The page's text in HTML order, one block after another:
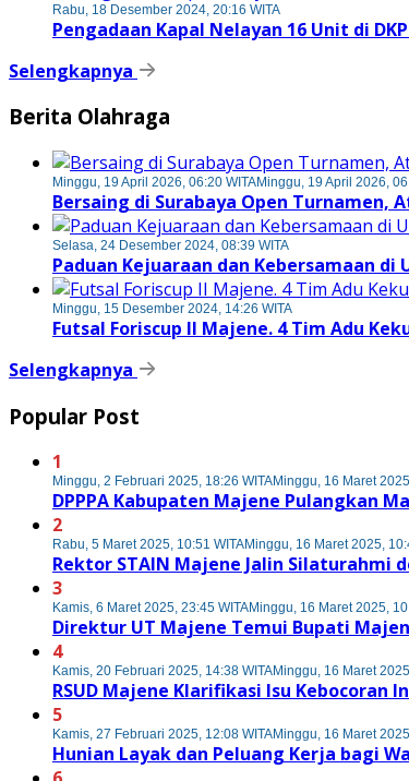
Rabu, 18 Desember 2024, 20:16 WITA
Pengadaan Kapal Nelayan 16 Unit di
Selengkapnya
Berita Olahraga
Minggu, 19 April 2026, 06:20 WITAMinggu, 19 April 2026,
Bersaing di Surabaya Open Turnamen,
Selasa, 24 Desember 2024, 08:39 WITA
Paduan Kejuaraan dan Kebersamaan di
Minggu, 15 Desember 2024, 14:26 WITA
Futsal Foriscup II Majene. 4 Tim Adu
Selengkapnya
Popular Post
1
Minggu, 2 Februari 2025, 18:26 WITAMinggu, 16 Maret
DPPPA Kabupaten Majene Pulangkan
2
Rabu, 5 Maret 2025, 10:51 WITAMinggu, 16 Maret 2025,
Rektor STAIN Majene Jalin Silaturahmi
3
Kamis, 6 Maret 2025, 23:45 WITAMinggu, 16 Maret 2025,
Direktur UT Majene Temui Bupati
4
Kamis, 20 Februari 2025, 14:38 WITAMinggu, 16 Maret
RSUD Majene Klarifikasi Isu Kebocoran
5
Kamis, 27 Februari 2025, 12:08 WITAMinggu, 16 Maret
Hunian Layak dan Peluang Kerja bagi